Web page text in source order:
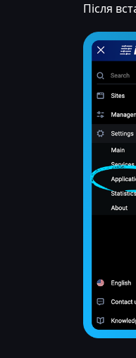
Після